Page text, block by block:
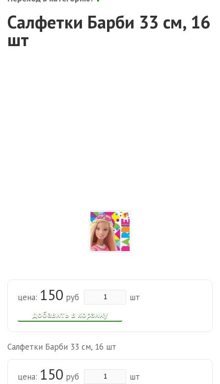
Салфетки Барби 33 см, 16
шт
добавить в корзину
цена: 150 руб шт
Салфетки Барби 33 см, 16 шт
цена: 150 руб шт